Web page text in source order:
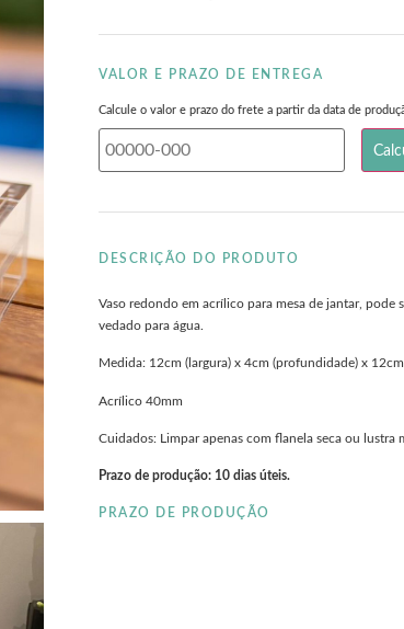
VALOR E PRAZO DE ENTREGA
Calcule o valor e prazo do frete a partir da data de
DESCRIÇÃO DO PRODUTO
Vaso redondo em acrílico para mesa de jantar, pode
vedado para água.
Medida: 12cm (largura) x 4cm (profundidade) x 12cm
Acrílico 40mm
Cuidados: Limpar apenas com flanela seca ou lustra
Prazo de produção: 10 dias úteis.
PRAZO DE PRODUÇÃO